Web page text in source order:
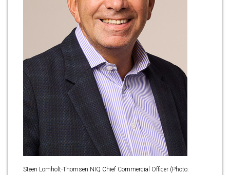
Steen Lomholt-Thomsen NIQ Chief Commercial Officer (Photo: